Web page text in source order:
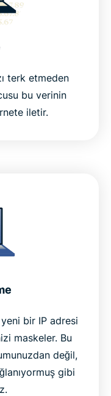
terk etmeden
bu verinin
iletir.
yeni bir IP adresi
maskeler. Bu
değil,
gibi